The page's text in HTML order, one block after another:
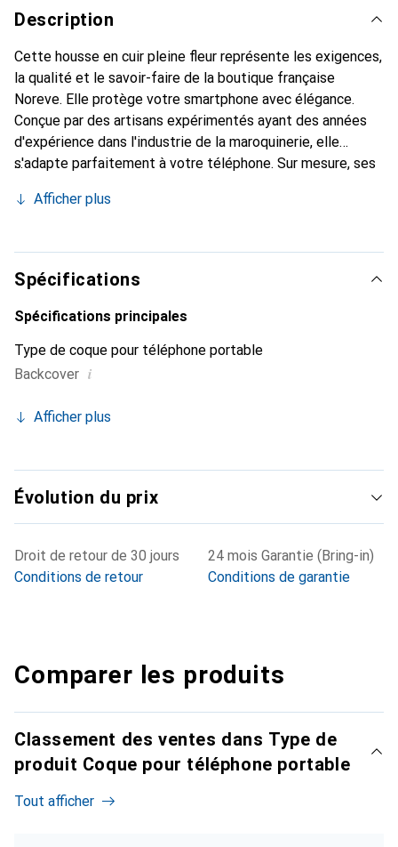
Description
Cette housse en cuir pleine fleur représente les exigences,
la qualité et le savoir-faire de la boutique française
Noreve. Elle protège votre smartphone avec élégance.
Conçue par des artisans expérimentés ayant des années
d'expérience dans l'industrie de la maroquinerie, elle
s'adapte parfaitement à votre téléphone. Sur mesure, ses
devient l'accessoire chic et indispensable pour votre
produits de haute qualité, la marque Noreve est un choix
fiable pour une clientèle exigeante.
Afficher plus
Spécifications
Spécifications principales
Type de coque pour téléphone portable
Backcover i
Afficher plus
Évolution du prix
Droit de retour de 30 jours
Conditions de retour
24 mois Garantie (Bring-in)
Conditions de garantie
Comparer les produits
Classement des ventes dans Type de
produit Coque pour téléphone portable
Tout afficher